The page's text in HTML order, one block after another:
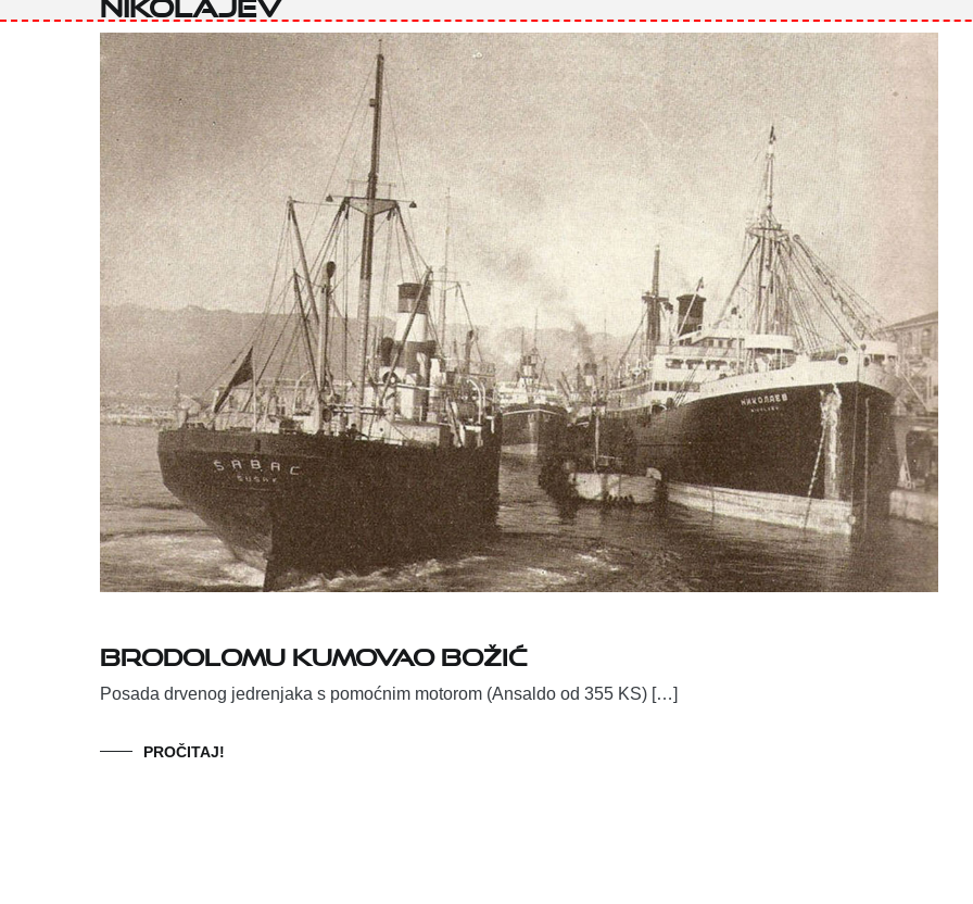
Brodolomu kumovao Božić
Posada drvenog jedrenjaka s pomoćnim motorom (Ansaldo od 355 KS) […]
PROČITAJ!